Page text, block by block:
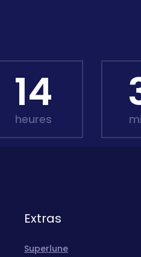
14
heures
Extras
Superlune